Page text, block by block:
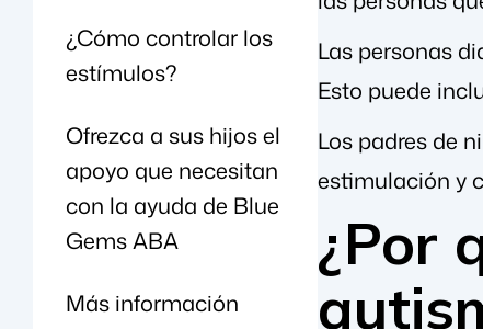
¿Cómo controlar los
estímulos?
Ofrezca a sus hijos el
apoyo que necesitan
con la ayuda de Blue
Gems ABA
Más información
Las personas
Esto puede
Los padres de
estimulación y
¿Por